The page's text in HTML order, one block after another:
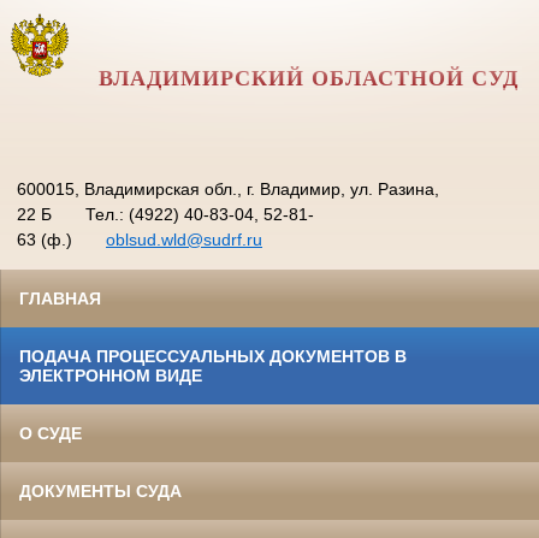
ВЛАДИМИРСКИЙ ОБЛАСТНОЙ СУД
600015, Владимирская обл., г. Владимир, ул. Разина,
22 Б
Тел.: (4922) 40-83-04, 52-81-
63 (ф.)
oblsud.wld@sudrf.ru
ГЛАВНАЯ
ПОДАЧА ПРОЦЕССУАЛЬНЫХ ДОКУМЕНТОВ В
ЭЛЕКТРОННОМ ВИДЕ
О СУДЕ
ДОКУМЕНТЫ СУДА